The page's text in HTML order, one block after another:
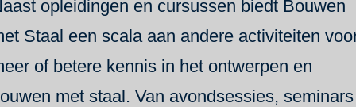
opleidingen en cursussen biedt Bouwen
Staal een scala aan andere activiteiten
of betere kennis in het ontwerpen en
met staal. Van avondsessies, seminars